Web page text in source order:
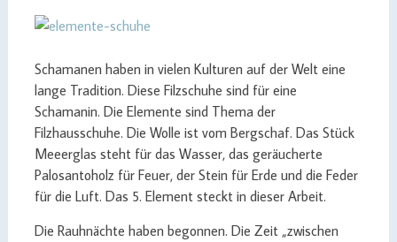
Schamanen haben in vielen Kulturen auf der Welt eine
lange Tradition. Diese Filzschuhe sind für eine
Schamanin. Die Elemente sind Thema der
Filzhausschuhe. Die Wolle ist vom Bergschaf. Das Stück
Meeerglas steht für das Wasser, das geräucherte
Palosantoholz für Feuer, der Stein für Erde und die Feder
für die Luft. Das 5. Element steckt in dieser Arbeit.
Die Rauhnächte haben begonnen. Die Zeit „zwischen